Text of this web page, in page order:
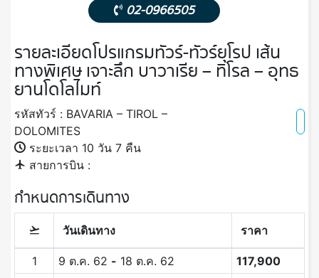
02-0966505
รายละเอียดโปรแกรมทัวร์-ทัวร์ยุโรป เส้น
ทางพิเศษ เจาะลึก บาวาเรีย – ทิโรล – อุทธ
ยานโดโลไมท์
รหัสทัวร์ : BAVARIA – TIROL –
DOLOMITES
ระยะเวลา 10 วัน 7 คืน
สายการบิน :
กำหนดการเดินทาง
วันเดินทาง ราคา
1 9 ต.ค. 62 - 18 ต.ค. 62
117,900